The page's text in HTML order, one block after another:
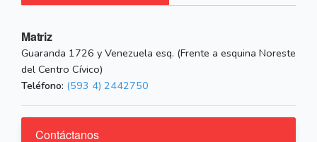
Matriz
Guaranda 1726 y Venezuela esq. (Frente a esquina Noreste
del Centro Cívico)
Teléfono: (593 4) 2442750
Contáctanos